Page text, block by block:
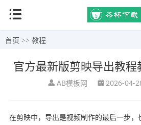
首页 >> 教程
官方最新版剪映导出教
AB模板网 2026-04-
在剪映中，导出是视频制作的最后一步